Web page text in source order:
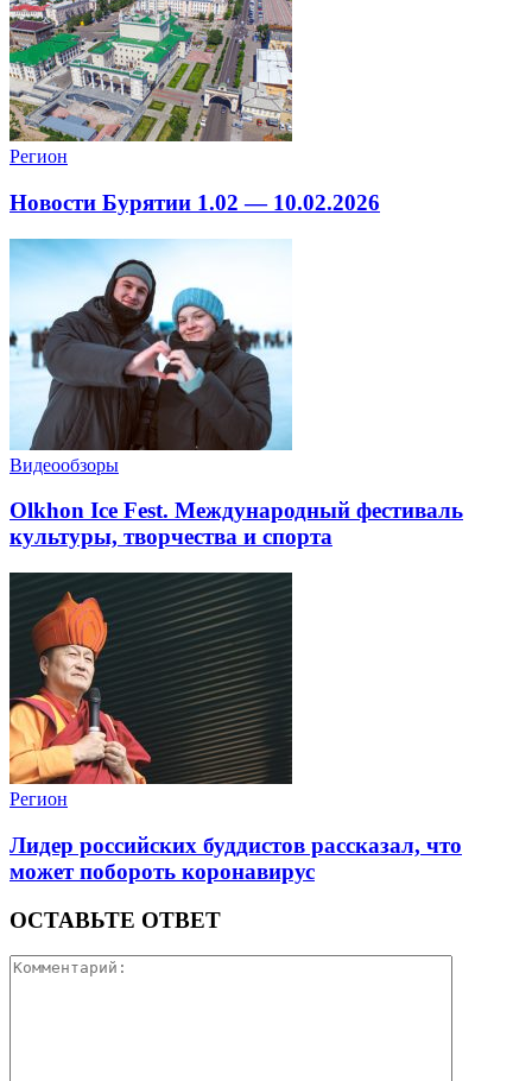
Регион
Новости Бурятии 1.02 — 10.02.2026
Видеообзоры
Olkhon Ice Fest. Международный фестиваль
культуры, творчества и спорта
Регион
Лидер российских буддистов рассказал, что
может побороть коронавирус
ОСТАВЬТЕ ОТВЕТ